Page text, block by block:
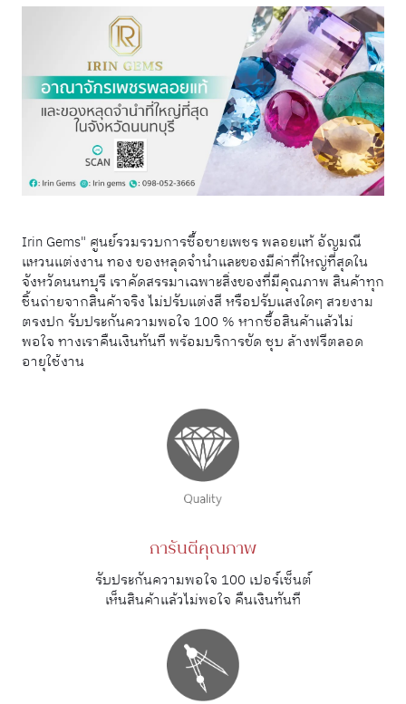
Irin Gems" ศูนย์รวมรวบการซื้อขายเพชร พลอยแท้ อัญมณี
แหวนแต่งงาน ทอง ของหลุดจำนำและของมีค่าที่ใหญ่ที่สุดใน
จังหวัดนนทบุรี เราคัดสรรมาเฉพาะสิ่งของที่มีคุณภาพ สินค้าทุก
ชิ้นถ่ายจากสินค้าจริง ไม่ปรับแต่งสี หรือปรับแสงใดๆ สวยงาม
ตรงปก รับประกันความพอใจ 100 % หากซื้อสินค้าแล้วไม่
พอใจ ทางเราคืนเงินทันที พร้อมบริการขัด ชุบ ล้างฟรีตลอด
อายุใช้งาน
การันตีคุณภาพ
รับประกันความพอใจ 100 เปอร์เซ็นต์
เห็นสินค้าแล้วไม่พอใจ คืนเงินทันที